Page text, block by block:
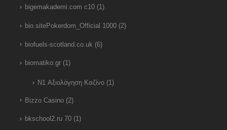
bigemakademi.com c10(1)
bio.sitePokerdom_Official 1000(2)
biofuels-scotland.co.uk (6)
biomatiko.gr(1)
N1 Αξιολόγηση Καζίνο(1)
Bizzo Casino(2)
bkschool2.ru 70(1)